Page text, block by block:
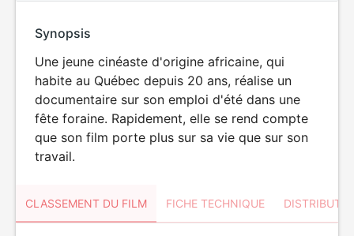
Synopsis
Une jeune cinéaste d'origine africaine, qui
habite au Québec depuis 20 ans, réalise un
documentaire sur son emploi d'été dans une
fête foraine. Rapidement, elle se rend compte
que son film porte plus sur sa vie que sur son
travail.
CLASSEMENT DU FILM FICHE TECHNIQUE